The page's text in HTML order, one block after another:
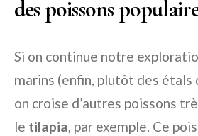
des poissons
Si on continue notre
marins (enfin, plutôt des étals
on croise d’autres poissons
le tilapia, par exemple. Ce